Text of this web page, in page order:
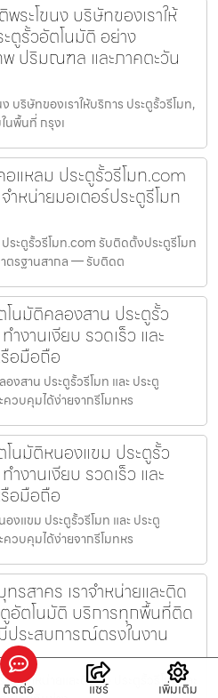
ระโขนง บริษัทของเราให้
ตูรั้วอัตโนมัติ อย่าง
ปริมณฑล และภาคตะวัน
บริษัทของเราให้บริการ ประตูรั้วรีโมท,
นพื้นที่ กรุงเ
แหลม ประตูรั้วรีโมท.com
หน่ายมอเตอร์ประตูรีโมท
ะตูรั้วรีโมท.com รับติดตั้งประตูรีโมท
าตรฐานสากล — รับติดต
นมัติคลองสาน ประตูรั้ว
งานเงียบ รวดเร็ว และ
อมือถือ
สาน ประตูรั้วรีโมท และ ประตู
ควบคุมได้ง่ายจากรีโมทหร
นมัติหนองแขม ประตูรั้ว
งานเงียบ รวดเร็ว และ
อมือถือ
งแขม ประตูรั้วรีโมท และ ประตู
ควบคุมได้ง่ายจากรีโมทหร
รสาคร เราจำหน่ายและติด
ตูอัตโนมัติ บริการทุกพื้นที่ติด
ระสบการณ์ตรงในงาน
ราจำหน่ายและติดตั้ง ประตูรั้วรีโมทและ
ติดต่อ แชร์ เพิ่มเติม